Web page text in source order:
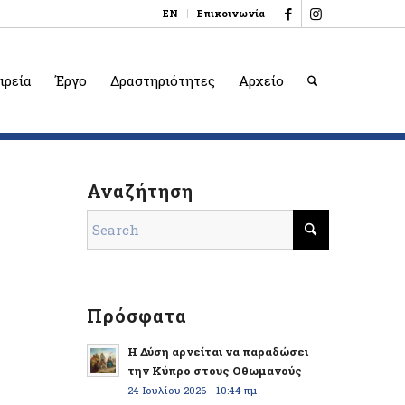
EN Επικοινωνία
Έργο Δραστηριότητες Αρχείο
Αναζήτηση
Πρόσφατα
Η Δύση αρνείται να παραδώσει
την Κύπρο στους Οθωμανούς
24 Ιουλίου 2026 - 10:44 πμ